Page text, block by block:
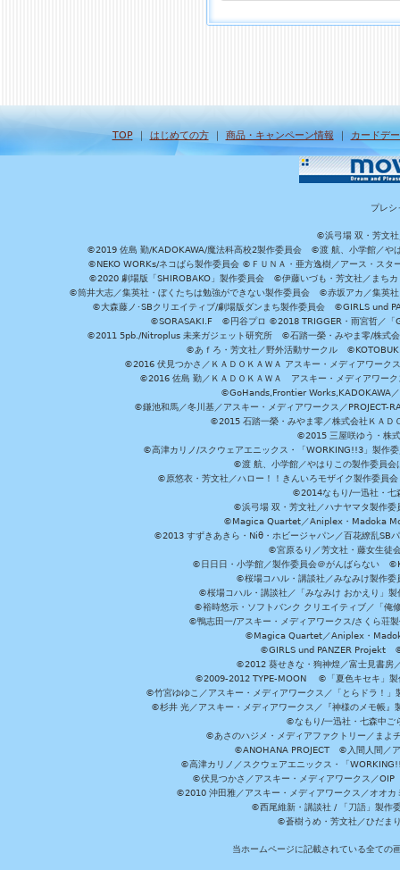
TOP｜ はじめての方｜ 商品・キャンペーン情報 ｜ カードデ
プレシ
©浜弓場 双・芳文社
©2019 佐島 勤/KADOKAWA/魔法科高校2製作委員会 ©渡 航、小学館／や
©NEKO WORKs/ネコぱら製作委員会 ©ＦＵＮＡ・亜方逸樹／アース・ス
©2020 劇場版「SHIROBAKO」製作委員会 ©伊藤いづも・芳文社／まち
©筒井大志／集英社・ぼくたちは勉強ができない製作委員会 ©赤坂アカ／集英
©大森藤ノ･SBクリエイティブ/劇場版ダンまち製作委員会 ©GIRLS und
©SORASAKI.F ©円谷プロ ©2018 TRIGGER・雨宮哲／
©2011 5pb./Nitroplus 未来ガジェット研究所 ©石踏一榮・みやま零/株式
©あｆろ・芳文社／野外活動サークル
©2016 伏見つかさ／ＫＡＤＯＫＡＷＡ アスキー・メディアワー
©2016 佐島 勤／ＫＡＤＯＫＡＷＡ アスキー・メディアワ
©GoHands,Frontier Works,KADOKAWA
©鎌池和馬／冬川基／アスキー・メディアワークス／
©2015 石踏一榮・みやま零／株式会社ＫＡＤ
©2015 三屋咲ゆう・株
©高津カリノ/スクウェアエニックス・「WORKING!!3」製作
©渡 航、小学館／やはりこの製作委員
©原悠衣・芳文社／ハロー！！きんいろモザイク製作委員
©2014なもり/一迅社・
©浜弓場 双・芳文社／ハナヤマタ製作
©Magica Quartet／Aniplex・Madoka
©2013 すずきあきら・Niθ・ホビージャパン／百花繚乱
©宮原るり／芳文社・藤女生徒
©日日日・小学館／製作委員会＠がんばらない
©桜場コハル・講談社／みなみけ製作
©桜場コハル・講談社／「みなみけ おかえり」
©裕時悠示・ソフトバンク クリエイティブ／「
©鴨志田一/アスキー・メディアワークス/さく
©Magica Quartet／Aniplex・
©GIRLS und PANZER Projekt ©
©2012 葵せきな・狗神煌／富士見書
©2009-2012 TYPE-MOON ©「夏色キセキ」製
©竹宮ゆゆこ／アスキー・メディアワークス／「とらドラ！
©杉井 光／アスキー・メディアワークス／『神様のメモ帳
©なもり/一迅社・七森中
©あさのハジメ・メディアファクトリー／ま
©ANOHANA PROJECT ©入間人間／ア
©高津カリノ／スクウェアエニックス・「
©伏見つかさ／アスキー・メディアワークス／
©2010 沖田雅／アスキー・メディアワークス／オオ
©西尾維新・講談社 / 「刀語」製作
©蒼樹うめ・芳文社／ひだま
当ホームページに記載されている全ての